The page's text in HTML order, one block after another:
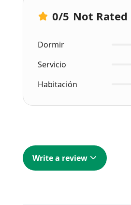
0/5 Not Rated
Dormir
Servicio
Habitación
Write a review